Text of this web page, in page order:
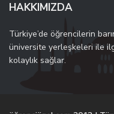
HAKKIMIZDA
Türkiye’de öğrencilerin
üniversite yerleşkeleri ile
kolaylık sağlar.